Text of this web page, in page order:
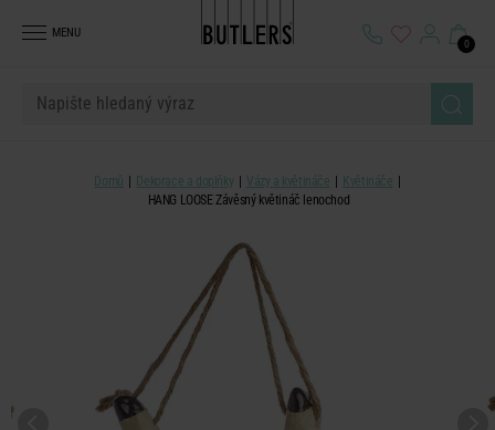
MENU
0
Domů Dekorace a doplňky Vázy a květináče
Květináče
HANG LOOSE Závěsný květináč lenochod